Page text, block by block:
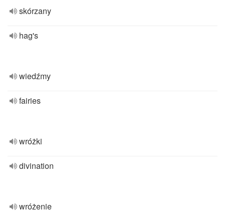
skórzany
hag's
wiedźmy
fairies
wróżki
divination
wróżenie